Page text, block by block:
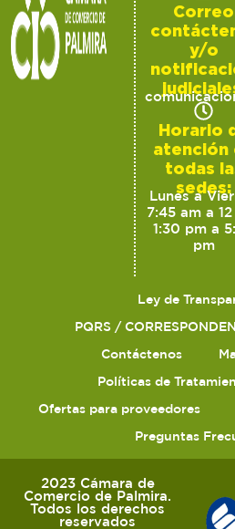
Correo
y/o
Horario
atención
todas
sedes:
Lunes a
7:45 am a
1:30 pm a
pm
Ley de
PQRS /
Contáctenos
Políticas de
Ofertas para proveedores
Preguntas
2023 Cámara de
Comercio de Palmira.
Todos los derechos
reservados